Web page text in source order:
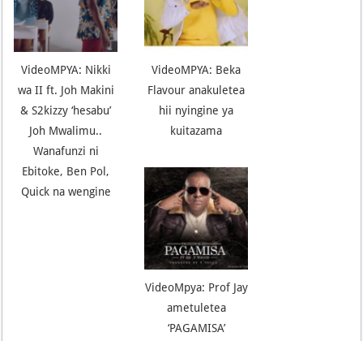
VideoMPYA: Nikki
wa II ft. Joh Makini
& S2kizzy ‘hesabu’
Joh Mwalimu..
Wanafunzi ni
Ebitoke, Ben Pol,
Quick na wengine
VideoMPYA: Beka
Flavour anakuletea
hii nyingine ya
kuitazama
VideoMpya: Prof Jay
ametuletea
‘PAGAMISA’